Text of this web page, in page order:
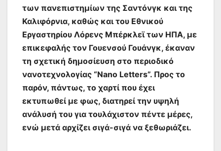
των πανεπιστημίων της Σαντόνγκ και της
Καλιφόρνια, καθώς και του Εθνικού
Εργαστηρίου Λόρενς Μπέρκλεϊ των ΗΠΑ, με
επικεφαλής τον Γουενσού Γουάνγκ, έκαναν
τη σχετική δημοσίευση στο περιοδικό
νανοτεχνολογίας “Nano Letters”. Προς το
παρόν, πάντως, το χαρτί που έχει
εκτυπωθεί με φως, διατηρεί την υψηλή
ανάλυσή του για τουλάχιστον πέντε μέρες,
ενώ μετά αρχίζει σιγά-σιγά να ξεθωριάζει.